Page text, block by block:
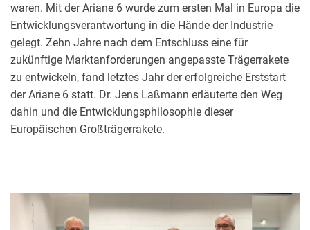
waren. Mit der Ariane 6 wurde zum ersten Mal in Europa die
Entwicklungsverantwortung in die Hände der Industrie
gelegt. Zehn Jahre nach dem Entschluss eine für
zukünftige Marktanforderungen angepasste Trägerrakete
zu entwickeln, fand letztes Jahr der erfolgreiche Erststart
der Ariane 6 statt. Dr. Jens Laßmann erläuterte den Weg
dahin und die Entwicklungsphilosophie dieser
Europäischen Großträgerrakete.